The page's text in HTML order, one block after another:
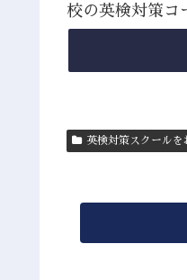
校の英検対策コ
英検対策スクールを